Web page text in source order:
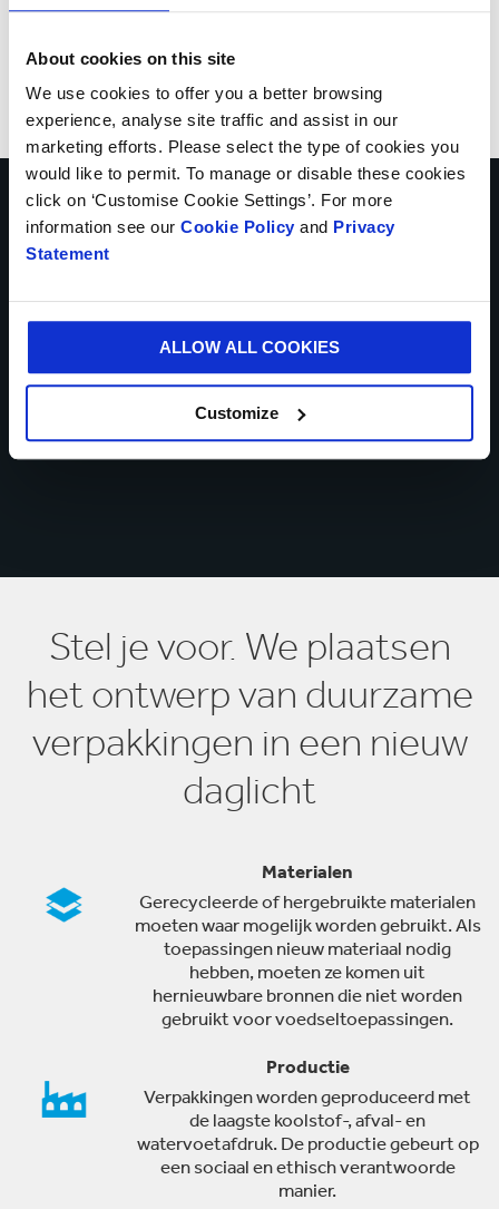
About cookies on this site
We use cookies to offer you a better browsing
experience, analyse site traffic and assist in our
marketing efforts. Please select the type of cookies you
would like to permit. To manage or disable these cookies
click on ‘Customise Cookie Settings’. For more
information see our Cookie Policy and Privacy
Statement
ALLOW ALL COOKIES
Customize
BRECHTEL COOX, PACKAGING ENGINEER BIJ SCANIA
“Smurfit Kappa heeft ons een
ingenieuze oplossing kunnen
bieden die al onze
verwachtingen overtrof.”
Stel je voor. We plaatsen
het ontwerp van duurzame
verpakkingen in een nieuw
daglicht
Materialen
Gerecycleerde of hergebruikte materialen
moeten waar mogelijk worden gebruikt. Als
toepassingen nieuw materiaal nodig
hebben, moeten ze komen uit
hernieuwbare bronnen die niet worden
gebruikt voor voedseltoepassingen.
Productie
Verpakkingen worden geproduceerd met
de laagste koolstof-, afval- en
watervoetafdruk. De productie gebeurt op
een sociaal en ethisch verantwoorde
manier.